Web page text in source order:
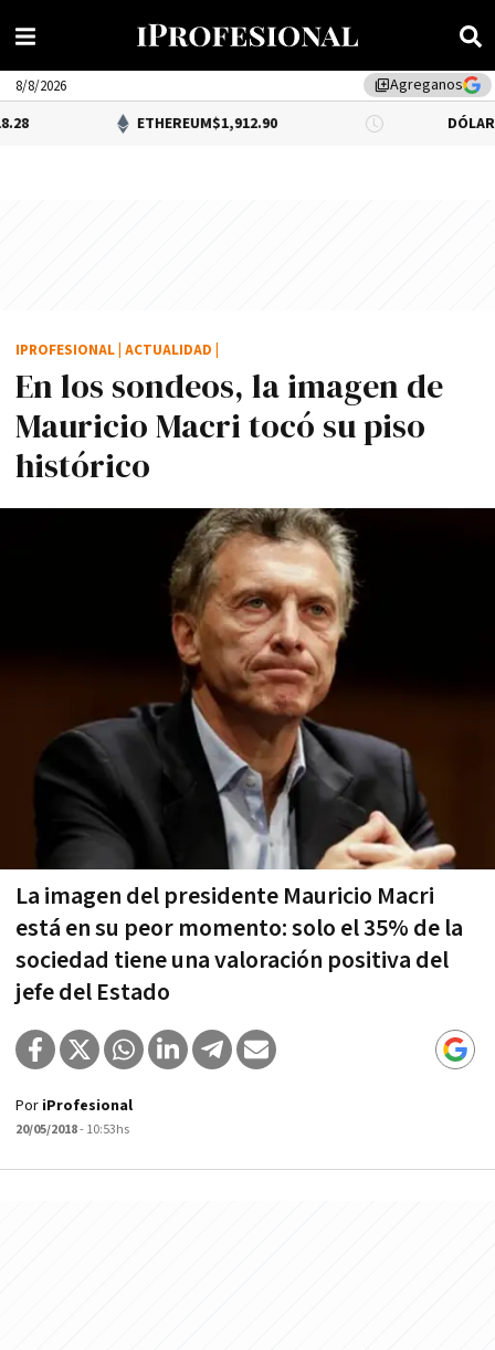
library_addAgreganos
8/8/2026
ETHEREUM$1,912.90 DÓLAR BNA
En los sondeos, la imagen de
Mauricio Macri tocó su piso
histórico
La imagen del presidente Mauricio Macri
está en su peor momento: solo el 35% de la
sociedad tiene una valoración positiva del
jefe del Estado
IPROFESIONAL ACTUALIDAD
Por iProfesional
20/05/2018- 10:53hs